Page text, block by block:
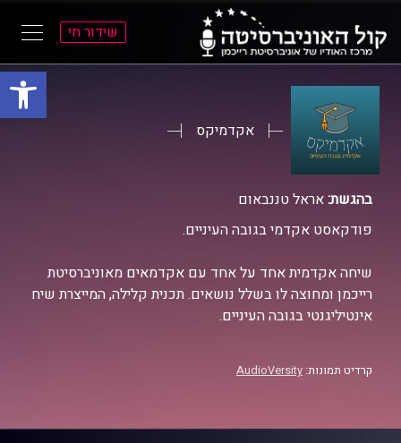
פתח
שידור חי
אקדמיקס
בהגשת:אראל טננבאום
פודקאסט אקדמי בגובה העיניים.
שיחה אקדמית אחד על אחד עם אקדמאים מאוניברסיטת
רייכמן ומחוצה לו בשלל נושאים. תכנית קלילה, המייצרת שיח
אינטיליגנטי בגובה העיניים.
קרדיט תמונות: AudioVersity